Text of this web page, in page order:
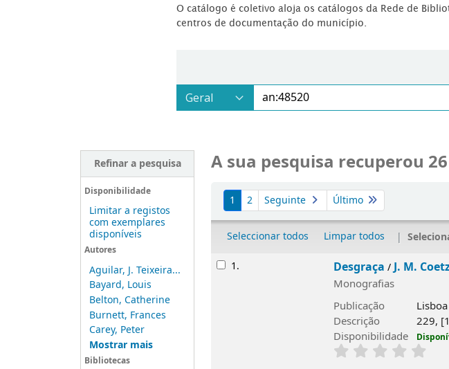
O catálogo é coletivo aloja os catálogos da Rede de
centros de documentação do município.
Refinar a pesquisa
Disponibilidade
Limitar a registos
com exemplares
disponíveis
Autores
Aguilar, J. Teixeira...
Bayard, Louis
Belton, Catherine
Burnett, Frances
Carey, Peter
Mostrar mais
Bibliotecas
A sua pesquisa recuperou
Ordenar
1 2 Seguinte Último
Seleccionar todos Limpar todos
Resultados
1. Desgraça /J. M.
Monografias
Publicação
Descrição
229,
Disponibilidade